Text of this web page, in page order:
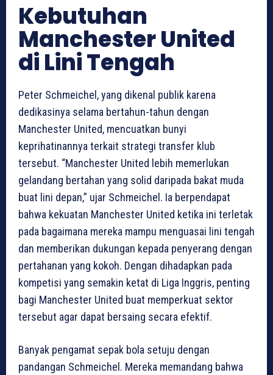
Kebutuhan
Manchester United
di Lini Tengah
Peter Schmeichel, yang dikenal publik karena
dedikasinya selama bertahun-tahun dengan
Manchester United, mencuatkan bunyi
keprihatinannya terkait strategi transfer klub
tersebut. “Manchester United lebih memerlukan
gelandang bertahan yang solid daripada bakat muda
buat lini depan,” ujar Schmeichel. Ia berpendapat
bahwa kekuatan Manchester United ketika ini terletak
pada bagaimana mereka mampu menguasai lini tengah
dan memberikan dukungan kepada penyerang dengan
pertahanan yang kokoh. Dengan dihadapkan pada
kompetisi yang semakin ketat di Liga Inggris, penting
bagi Manchester United buat memperkuat sektor
tersebut agar dapat bersaing secara efektif.
Banyak pengamat sepak bola setuju dengan
pandangan Schmeichel. Mereka memandang bahwa